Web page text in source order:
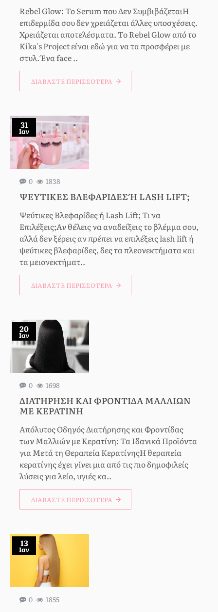
Rebel Glow: Το Serum που Δεν ΣυμβιβάζεταιΗ
επιδερμίδα σου δεν χρειάζεται άλλες υποσχέσεις.
Χρειάζεται αποτελέσματα. Το Rebel Glow από το
Kika's Project είναι εδώ για να τα προσφέρει με
στυλ. Ένα face ..
ΔΙΑΒΆΣΤΕ ΠΕΡΙΣΣΌΤΕΡΑ
31
Ιαν
0 1838
ΨΕΎΤΙΚΕΣ ΒΛΕΦΑΡΊΔΕΣ Ή LASH LIFT;
Ψεύτικες Βλεφαρίδες ή Lash Lift; Τι να
Επιλέξεις;Αν θέλεις να αναδείξεις το βλέμμα σου,
αλλά δεν ξέρεις αν πρέπει να επιλέξεις lash lift ή
ψεύτικες βλεφαρίδες, δες τα πλεονεκτήματα και
τα μειονεκτήματ..
ΔΙΑΒΆΣΤΕ ΠΕΡΙΣΣΌΤΕΡΑ
20
Ιαν
0 1698
ΔΙΑΤΉΡΗΣΗ ΚΑΙ ΦΡΟΝΤΊΔΑ ΜΑΛΛΙΏΝ
ΜΕ ΚΕΡΑΤΊΝΗ
Απόλυτος Οδηγός Διατήρησης και Φροντίδας
των Μαλλιών με Κερατίνη: Τα Ιδανικά Προϊόντα
για Μετά τη Θεραπεία ΚερατίνηςΗ θεραπεία
κερατίνης έχει γίνει μια από τις πιο δημοφιλείς
λύσεις για λείο, υγιές κα..
ΔΙΑΒΆΣΤΕ ΠΕΡΙΣΣΌΤΕΡΑ
13
Ιαν
0 1855